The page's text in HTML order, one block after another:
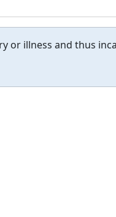
or illness and thus